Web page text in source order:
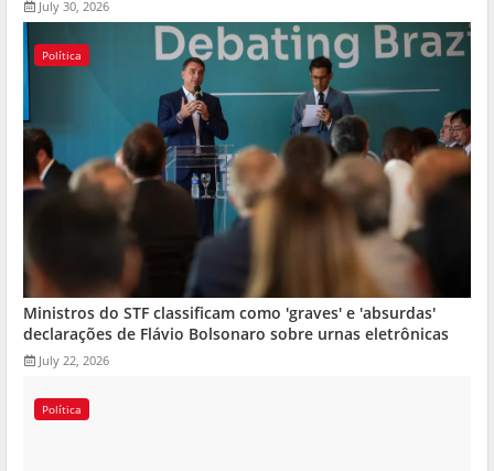
July 30, 2026
Política
Ministros do STF classificam como 'graves' e 'absurdas'
declarações de Flávio Bolsonaro sobre urnas eletrônicas
July 22, 2026
Política